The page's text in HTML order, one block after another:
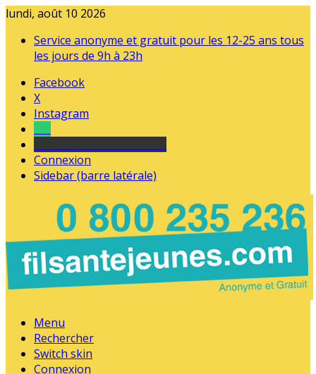
lundi, août 10 2026
Service anonyme et gratuit pour les 12-25 ans tous
les jours de 9h à 23h
Facebook
X
Instagram
Connexion
Sidebar (barre latérale)
Menu
Rechercher
Switch skin
Connexion